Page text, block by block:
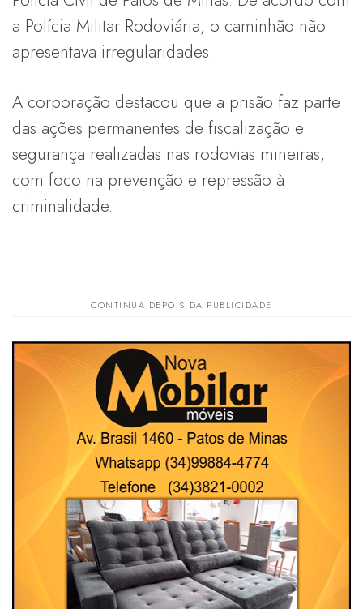
a Polícia Militar Rodoviária, o caminhão não
apresentava irregularidades.
A corporação destacou que a prisão faz parte
das ações permanentes de fiscalização e
segurança realizadas nas rodovias mineiras,
com foco na prevenção e repressão à
criminalidade.